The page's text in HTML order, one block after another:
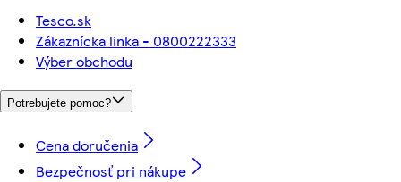
Tesco.sk
Zákaznícka linka - 0800222333
Výber obchodu
Potrebujete pomoc?
Cena doručenia
Bezpečnosť pri nákupe